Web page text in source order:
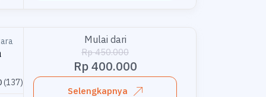
(137)
Mulai dari
Rp 450.000
Rp 400.000
Selengkapnya